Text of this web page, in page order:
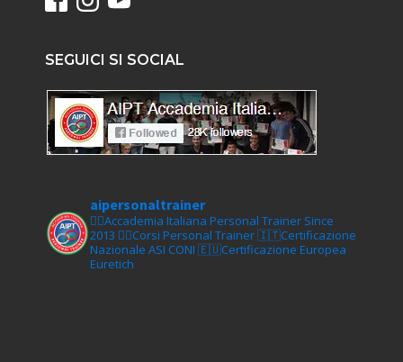
SEGUICI SI SOCIAL
aipersonaltrainer
🏋‍♀️Accademia Italiana Personal Trainer Since
2013 🏋‍♂️Corsi Personal Trainer🇮🇹Certificazione
Nazionale ASI CONI 🇪🇺Certificazione Europea
Euretich